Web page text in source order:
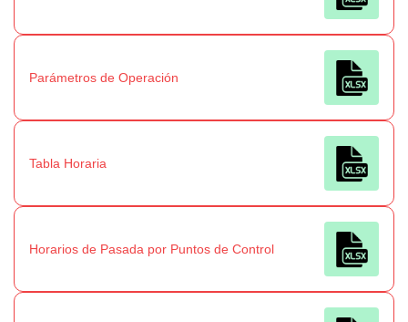
Parámetros de Operación
Tabla Horaria
Horarios de Pasada por Puntos de Control